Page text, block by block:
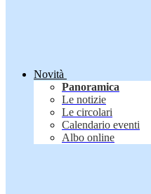
Novità
Panoramica
Le notizie
Le circolari
Calendario eventi
Albo online